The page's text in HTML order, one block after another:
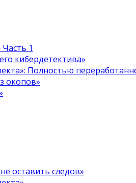
1
кибердетектива»
Полностью
окопов»
оставить следов»